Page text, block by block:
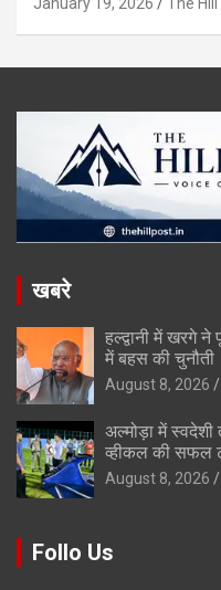
खबरे
हल्द्वानी में खरगे
में बहस की चुनौती
August 8, 2026
अल्मोड़ा में
व्हीकल की सफल
August 8, 2026
Follo Us